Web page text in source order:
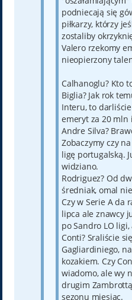
podniecają się
piłkarzy, którzy
zostaliby
Valero rzekomy
nieopierzony
Calhanoglu? Kto
Biglia? Jak rok
Interu, to
emeryt za 20 mln
Andre Silva?
Zobaczymy czy
ligę portugalską.
widziano.
Rodriguez? Od
średniak, omal
Czy w Serie A da
lipca ale znawcy
po Sandro LO ligi,
Conti? Sraliście
Gagliardiniego,
kozakiem. Czy
wiadomo, ale wy
drugim
sezonu miesiąc.